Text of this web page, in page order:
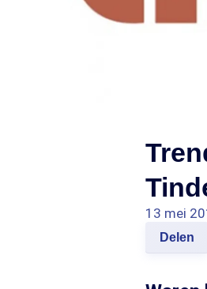
13 mei
Delen